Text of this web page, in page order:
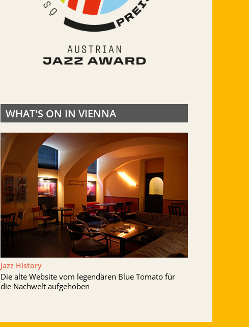
WHAT'S ON IN VIENNA
Jazz History
Die alte Website vom legendären Blue Tomato für
die Nachwelt aufgehoben